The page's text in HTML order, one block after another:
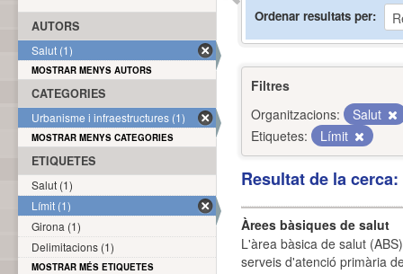
Ordenar resultats per
Filtres
Organitzacions:
Salut
Etiquetes:
Límit
Resultat de la
Àrees bàsiques de salut
L'àrea bàsica de salut
serveis d'atenció primària
AUTORS
Salut (1)
MOSTRAR MENYS AUTORS
CATEGORIES
Urbanisme i infraestructures (1)
MOSTRAR MENYS CATEGORIES
ETIQUETES
Salut (1)
Límit (1)
Girona (1)
Delimitacions (1)
MOSTRAR MÉS ETIQUETES